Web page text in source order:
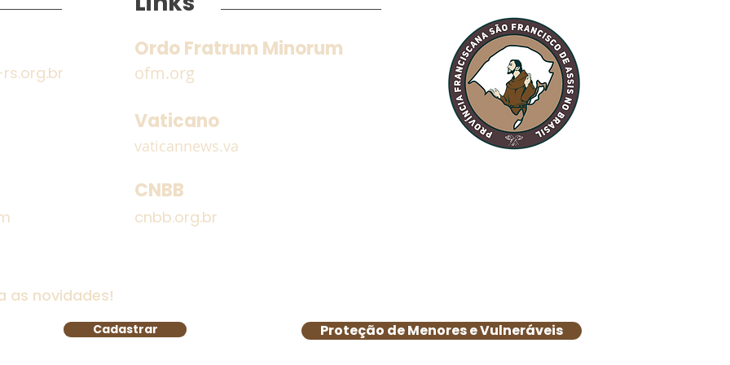
Encontro dos Frades
Guardiães e Definitório
Provincial
Estrela: Fraternidade
Irmão Sol recebe a visita
do TAU Peregrino
Ordo Fratrum Minorum
ofm.org
Vaticano
vaticannews.va
CNBB
cnbb.org.br
as novidades!
Cadastrar Proteção de Menores e Vulneráveis